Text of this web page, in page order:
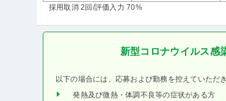
採用取消 2回 /評価入力 70%
新型コロナウイルス感
以下の場合には、応募および勤務を控えていただ
発熱及び微熱・体調不良等の症状がある方